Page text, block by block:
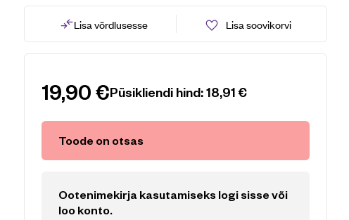
Lisa võrdlusesse Lisa soovikorvi
19,90€Püsikliendi hind:18,91€
Toode on otsas
Ootenimekirja kasutamiseks logi sisse või
loo konto.